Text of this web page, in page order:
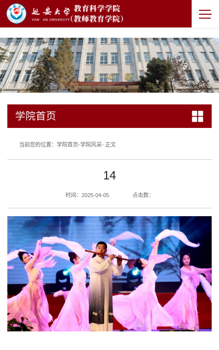
7790必发集团官网
学院首页
当前您的位置： 学院首页-学院风采- 正文
14
时间：2025-04-05 点击数：